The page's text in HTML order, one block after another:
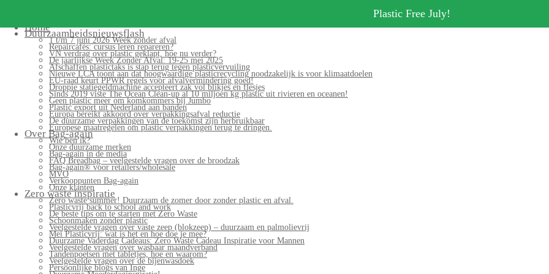
Home
Duurzaamheidsnieuwsflash
1 t/m 7 juni 2026 Week zonder afval
Repaircafés: cursus leren repareren?
VN verdrag over plastic geklapt, hoe nu verder?
De jaarlijkse Week Zonder Afval: 19-25 mei 2025
Afschaffen plastictaks is stap terug tegen plasticvervuiling
Nieuwe LCA toont aan dat hoogwaardige plasticrecycling noodzakelijk is voor klimaatdoelen
EU-raad keurt PPWR regels voor afvalvermindering goed!
Droppie statiegeldmachine accepteert zak vol blikjes en flesjes
Sinds 2019 viste The Ocean Clean-up al 10 miljoen kg plastic uit rivieren en oceanen!
Geen plastic meer om komkommers bij Jumbo
Plastic export uit Nederland aan banden
Europa bereikt akkoord over verpakkingsafval reductie
De duurzame verpakkingen van de toekomst zijn herbruikbaar
Europese maatregelen om plastic verpakkingen terug te dringen.
Over Bag-again
Wie ben ik?
Onze duurzame merken
Bag-again in de media
FAQ Breadbag – veelgestelde vragen over de broodzak
Bag-again® voor retailers/wholesale
MVO
Verkooppunten Bag-again
Onze klanten
Zero waste inspiratie
Zero waste summer! Duurzaam de zomer door zonder plastic en afval.
Plasticvrij back to school and work
De beste tips om te starten met Zero Waste
Schoonmaken zonder plastic
Veelgestelde vragen over vaste zeep (blokzeep) – duurzaam en palmolievrij
Mei Plasticvrij: wat is het en hoe doe je mee?
Duurzame Vaderdag Cadeaus: Zero Waste Cadeau Inspiratie voor Mannen
Veelgestelde vragen over wasbaar maandverband
Tandenpoetsen met tabletjes, hoe en waarom?
Veelgestelde vragen over de bijenwasdoek
Persoonlijke blogs van Inge
Plastic Free July!